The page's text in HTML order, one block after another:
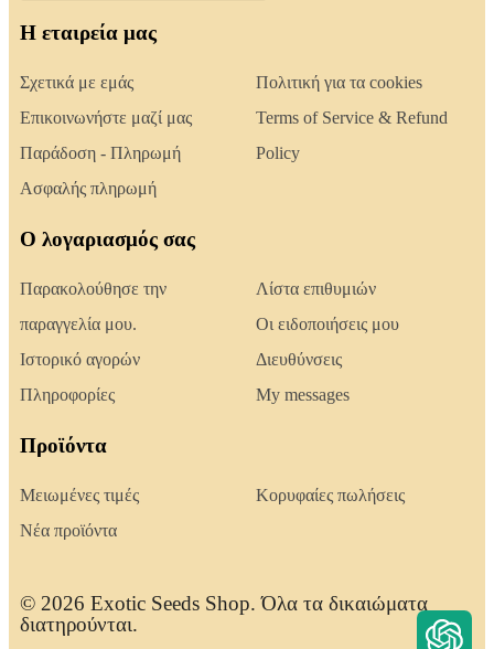
Η εταιρεία μας
Σχετικά με εμάς
Επικοινωνήστε μαζί μας
Παράδοση - Πληρωμή
Ασφαλής πληρωμή
Πολιτική για τα cookies
Terms of Service & Refund
Policy
Ο λογαριασμός σας
Παρακολούθησε την
παραγγελία μου.
Ιστορικό αγορών
Πληροφορίες
Λίστα επιθυμιών
Οι ειδοποιήσεις μου
Διευθύνσεις
My messages
Προϊόντα
Μειωμένες τιμές
Νέα προϊόντα
Κορυφαίες πωλήσεις
© 2026 Exotic Seeds Shop. Όλα τα δικαιώματα
διατηρούνται.